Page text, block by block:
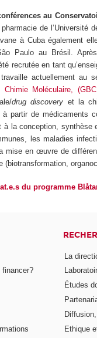
au
de l’Université
à Cuba également
Paulo au Brésil.
recrutée en tant
actuellement au
Moléculaire,
drug discovery et la
partir de médicaments
à la conception,
les maladies
mise en œuvre de
(biotransformation,
du programme
La
Études
Ethique